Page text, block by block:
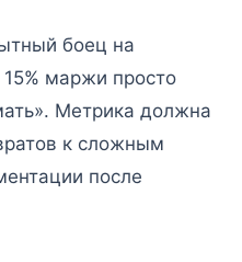
боец на
маржи просто
Метрика должна
к сложным
после